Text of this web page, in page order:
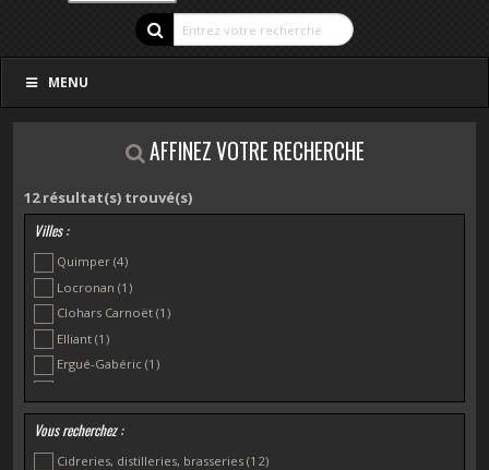
MENU
AFFINEZ VOTRE RECHERCHE
12résultat(s) trouvé(s)
Villes :
Quimper(4)
Locronan(1)
Clohars Carnoët(1)
Elliant(1)
Ergué-Gabéric(1)
Plonéis(1)
Pouldreuzic
Telgruc-sur-Mer(1)
Vous recherchez :
Cidreries, distilleries, brasseries(12)